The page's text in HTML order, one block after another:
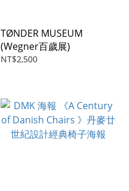
TØNDER MUSEUM
(Wegner百歲展)
NT$2,500